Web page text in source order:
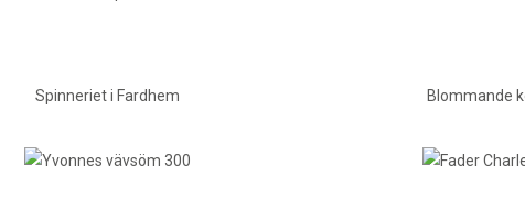
Spinneriet i Fardhem Blommande